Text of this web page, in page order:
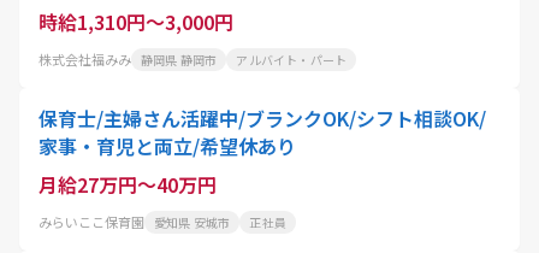
時給1,310円～3,000円
株式会社福みみ 静岡県 静岡市 アルバイト・パート
保育士/主婦さん活躍中/ブランクOK/シフト相談OK/
家事・育児と両立/希望休あり
月給27万円～40万円
みらいここ保育園 愛知県 安城市 正社員